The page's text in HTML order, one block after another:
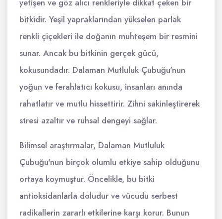
yetişen ve göz alıcı renkleriyle dikkat çeken bir
bitkidir. Yeşil yapraklarından yükselen parlak
renkli çiçekleri ile doğanın muhteşem bir resmini
sunar. Ancak bu bitkinin gerçek gücü,
kokusundadır. Dalaman Mutluluk Çubuğu'nun
yoğun ve ferahlatıcı kokusu, insanları anında
rahatlatır ve mutlu hissettirir. Zihni sakinleştirerek
stresi azaltır ve ruhsal dengeyi sağlar.
Bilimsel araştırmalar, Dalaman Mutluluk
Çubuğu'nun birçok olumlu etkiye sahip olduğunu
ortaya koymuştur. Öncelikle, bu bitki
antioksidanlarla doludur ve vücudu serbest
radikallerin zararlı etkilerine karşı korur. Bunun